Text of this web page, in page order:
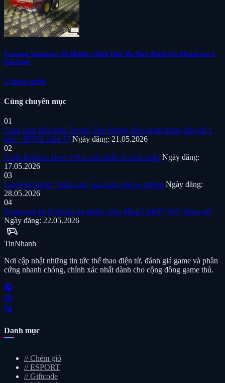
Farming Simulator 26 Mobile Chính Thức Ra Mắt: Đánh Giá Nhanh Sau 3
Giờ Chơi
2 tháng trước
Cùng chuyên mục
01
Cách chơi Đội hình Teemo Tiên Phong siêu mạnh trong tầm giá 1
tiền – ĐTCL mùa 17 Ngày đăng: 21.05.2026
02
Code Ballistic Hero VNG mới nhất và cách nhập Ngày đăng:
17.05.2026
03
LazyFeel được “minh oan” sau nghi vấn vạ miệng Ngày đăng:
28.05.2026
04
Gumayusi hé lộ thông tin khiến cộng đồng LMHT Việt ‘bùng nổ’
Ngày đăng: 22.05.2026
sports_esports
TinNhanh
Nơi cập nhật những tin tức thể thao điện tử, đánh giá game và phần
cứng nhanh chóng, chính xác nhất dành cho cộng đồng game thủ.
public
smart_display
forum
Danh mục
// Chém gió
// ESPORT
// Giftcode